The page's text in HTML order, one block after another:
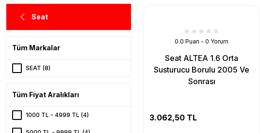
Seat
Tüm Markalar
SEAT (8)
Tüm Fiyat Aralıkları
1000 TL - 4999 TL (4)
0.0 Puan - 0 Yorum
Seat ALTEA 1.6 Orta
Susturucu Borulu 2005 Ve
Sonrası
3.062,50 TL